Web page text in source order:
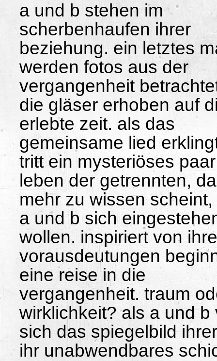
a und b stehen im
scherbenhaufen ihrer
beziehung. ein letztes
werden fotos aus der
vergangenheit
die gläser erhoben auf
erlebte zeit. als das
gemeinsame lied
tritt ein mysteriöses
leben der getrennten,
mehr zu wissen scheint,
a und b sich
wollen. inspiriert von
vorausdeutungen
eine reise in die
vergangenheit. traum
wirklichkeit? als a und
sich das spiegelbild
ihr unabwendbares